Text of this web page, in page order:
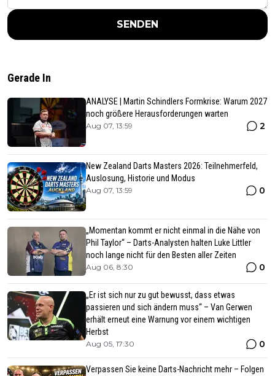
SENDEN
Gerade In
ANALYSE | Martin Schindlers Formkrise: Warum 2027
noch größere Herausforderungen warten
Aug 07, 13:59 2
New Zealand Darts Masters 2026: Teilnehmerfeld,
Auslosung, Historie und Modus
Aug 07, 13:59 0
„Momentan kommt er nicht einmal in die Nähe von
Phil Taylor“ – Darts-Analysten halten Luke Littler
noch lange nicht für den Besten aller Zeiten
Aug 06, 8:30 0
„Er ist sich nur zu gut bewusst, dass etwas
passieren und sich ändern muss“ – Van Gerwen
erhält erneut eine Warnung vor einem wichtigen
Herbst
Aug 05, 17:30 0
Verpassen Sie keine Darts-Nachricht mehr – Folgen